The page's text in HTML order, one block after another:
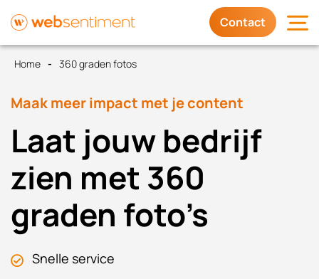
Diensten
Waarom wij
Contact
Contact
Home 360 graden fotos
Maak meer impact met je content
Laat jouw bedrijf
zien met 360
graden foto’s
Snelle service